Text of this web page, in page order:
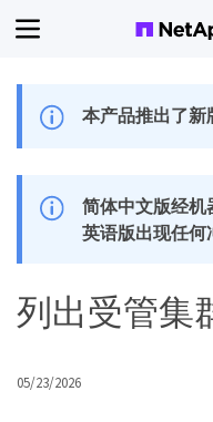
本产品推出了新
简体中文版经
英语版出现任何
列出受管集
05/23/2026